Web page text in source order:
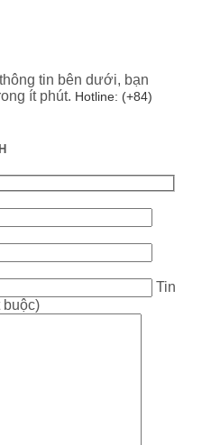
tin bên dưới, bạn
ít phút. Hotline: (+84)
Tin
buộc)